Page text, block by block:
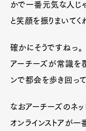
かで一番元気な人じゃ
と笑顔を振りまいてく
確かにそうですねっ。
アーチーズが常識を
ンで都会を歩き回っ
なおアーチーズのネ
オンラインストアが一